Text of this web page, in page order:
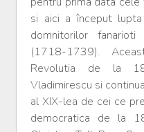
si aici a început
domnitorilor
(1718-1739).
Revolutia de la
Vladimirescu si
al XIX-lea de cei ce
democratica de la